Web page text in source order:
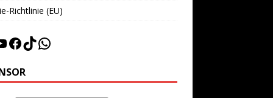
Richtlinie (EU)